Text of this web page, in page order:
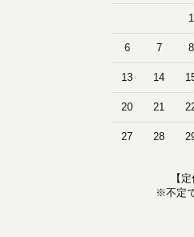
1
6 7 8
13 14
20 21
27 28
【
※不定